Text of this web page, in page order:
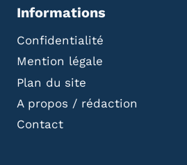
Informations
Confidentialité
Mention légale
Plan du site
A propos / rédaction
Contact